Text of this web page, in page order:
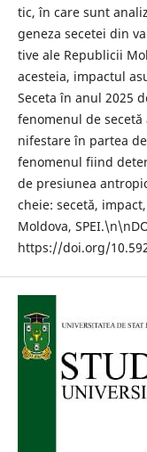
tic, în care sunt
geneza secetei din
tive ale Republicii
acesteia, impactul
Seceta în anul 2025
fenomenul de
nifestare în partea
fenomenul fiind
de presiunea
cheie: secetă,
Moldova,
https://doi.org/